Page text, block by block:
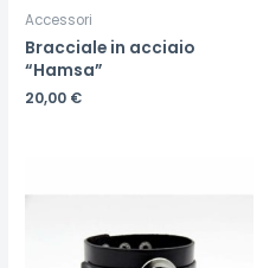
Accessori
Bracciale in acciaio
“Hamsa”
20,00 €